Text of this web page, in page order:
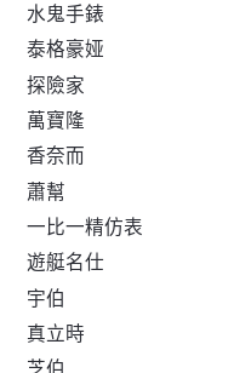
水鬼手錶
泰格豪娅
探險家
萬寶隆
香奈而
蕭幫
一比一精仿表
遊艇名仕
宇伯
真立時